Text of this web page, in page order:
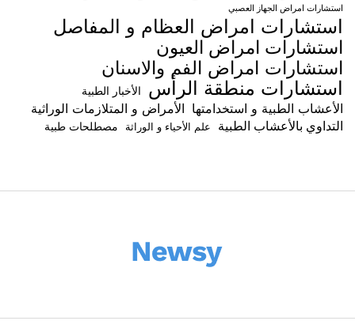
استشارات امراض الجهاز العصبي
استشارات امراض العظام و المفاصل
استشارات امراض العيون
استشارات امراض الفم والاسنان
استشارات منطقة الرأس الأخبار الطبية
الأعشاب الطبية و استخدامتها الأمراض و المتلازمات الوراثية
التداوي بالأعشاب الطبية علم الأحياء و الوراثة مصطلحات طبية